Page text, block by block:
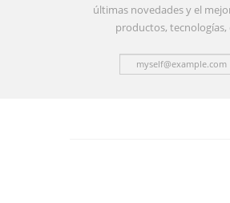
últimas novedades y el
productos,